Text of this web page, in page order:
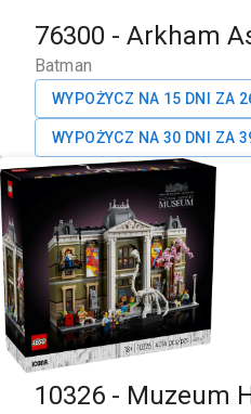
76300 - Arkham
Batman
WYPOŻYCZ NA 15 DNI ZA
WYPOŻYCZ NA 30 DNI ZA
10326 - Muzeum